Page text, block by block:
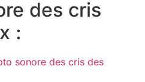
des cris
:
sonore des cris des